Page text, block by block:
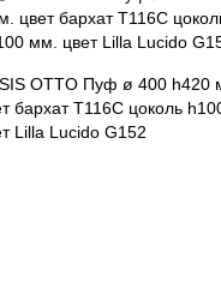
OTTO Пуф ø 400 h420
бархат T116C цоколь
Lilla Lucido G152